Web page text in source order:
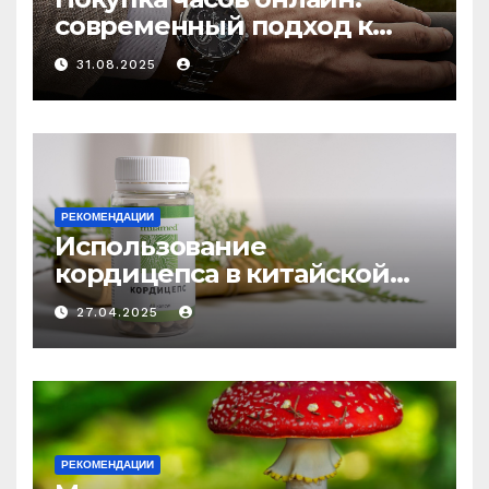
современный подход к
выбору аксессуаров
31.08.2025
РЕКОМЕНДАЦИИ
Использование
кордицепса в китайской
медицине: природное
средство против усталости
и истощения
27.04.2025
РЕКОМЕНДАЦИИ